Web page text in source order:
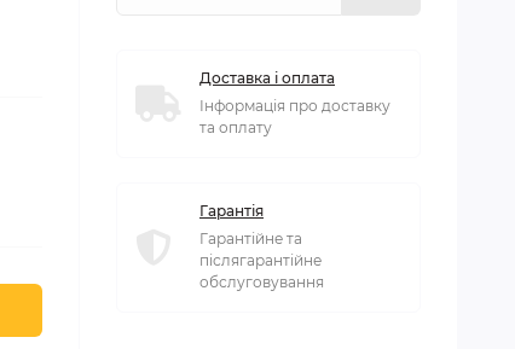
Доставка і оплата
Інформація про доставку
та оплату
Гарантія
Гарантійне та
післягарантійне
обслуговування